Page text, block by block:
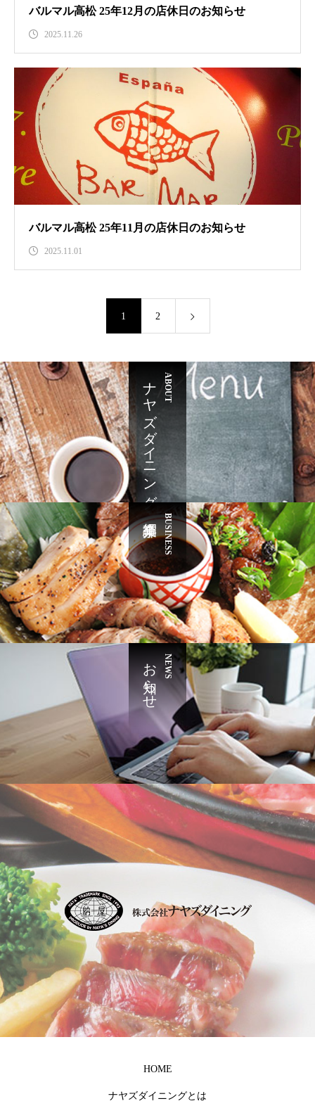
バルマル高松 25年12月の店休日のお知らせ
2025.11.26
バルマル高松 25年11月の店休日のお知らせ
2025.11.01
1 2
ABOUT
ナヤズダイニング
BUSINESS
NEWS
お知らせ
HOME
ナヤズダイニングとは